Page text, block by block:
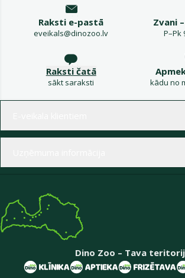
Raksti e-pastā
eveikals@dinozoo.lv
Zvani
P–Pk
Raksti čatā
sākt saraksti kādu no
Dino Zoo – Tava